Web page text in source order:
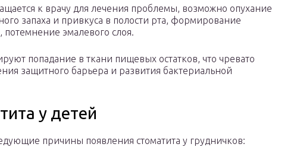
к врачу для лечения проблемы, возможно опухание
запаха и привкуса в полости рта, формирование
эмалевого слоя.
попадание в ткани пищевых остатков, что чревато
защитного барьера и развития бактериальной
у детей
причины появления стоматита у грудничков: